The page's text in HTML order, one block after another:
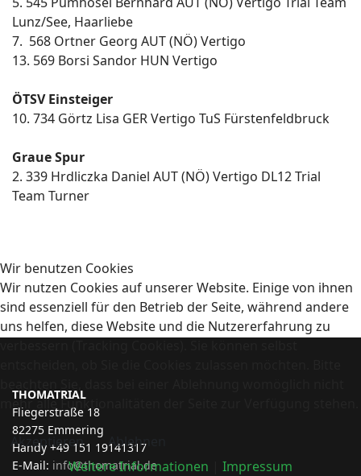
Lunz/See, Haarliebe
7. 568 Ortner Georg AUT (NÖ) Vertigo
13. 569 Borsi Sandor HUN Vertigo
ÖTSV Einsteiger
10. 734 Görtz Lisa GER Vertigo TuS Fürstenfeldbruck
Graue Spur
2. 339 Hrdliczka Daniel AUT (NÖ) Vertigo DL12 Trial
Team Turner
THOMATRIAL
Fliegerstraße 18
82275 Emmering
Handy +49 151 19141317
E-Mail: info@thomatrial.de
Wir benutzen Cookies
Wir nutzen Cookies auf unserer Website. Einige von ihnen
sind essenziell für den Betrieb der Seite, während andere
uns helfen, diese Website und die Nutzererfahrung zu
mehr alle Funktionalitäten der Seite zur Verfügung stehen.
Akzeptieren
Ablehnen
Weitere Informationen
Impressum